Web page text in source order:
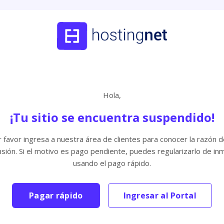
Hola,
¡Tu sitio se encuentra suspendido!
favor ingresa a nuestra área de clientes para conocer la razón
Si el motivo es pago pendiente, puedes regularizarlo de
usando el pago rápido.
Pagar rápido Ingresar al Portal